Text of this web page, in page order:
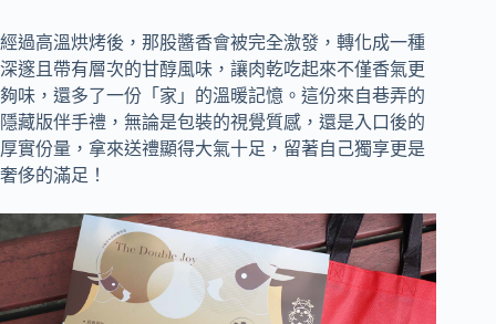
經過高溫烘烤後，那股醬香會被完全激發，轉化成一種
深邃且帶有層次的甘醇風味，讓肉乾吃起來不僅香氣更
夠味，還多了一份「家」的溫暖記憶。這份來自巷弄的
隱藏版伴手禮，無論是包裝的視覺質感，還是入口後的
厚實份量，拿來送禮顯得大氣十足，留著自己獨享更是
奢侈的滿足！